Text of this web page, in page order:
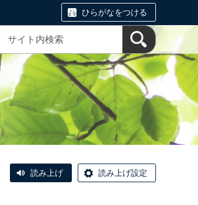
ひらがなをつける
読み上げ 読み上げ設定